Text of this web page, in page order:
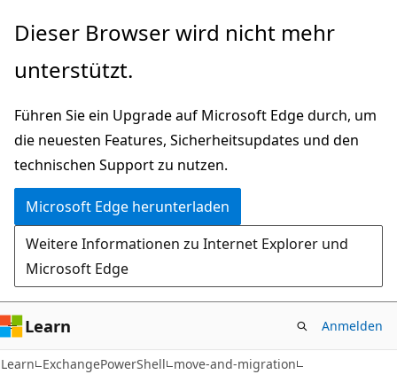
Zu
wechseln
Zur
springen
Dieser Browser wird nicht mehr
unterstützt.
Führen Sie ein Upgrade auf Microsoft Edge durch, um
die neuesten Features, Sicherheitsupdates und den
technischen Support zu nutzen.
Microsoft Edge herunterladen
Weitere Informationen zu Internet Explorer und
Microsoft Edge
Learn Anmelden
Learn ExchangePowerShell move-and-migration